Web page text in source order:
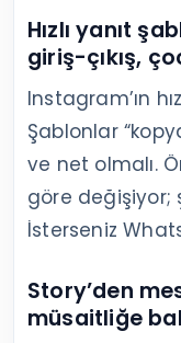
Hızlı yanıt
giriş-çıkış,
Instagram’ın
Şablonlar
ve net olmalı.
göre değişiyor;
İsterseniz
Story’den
müsaitliğe